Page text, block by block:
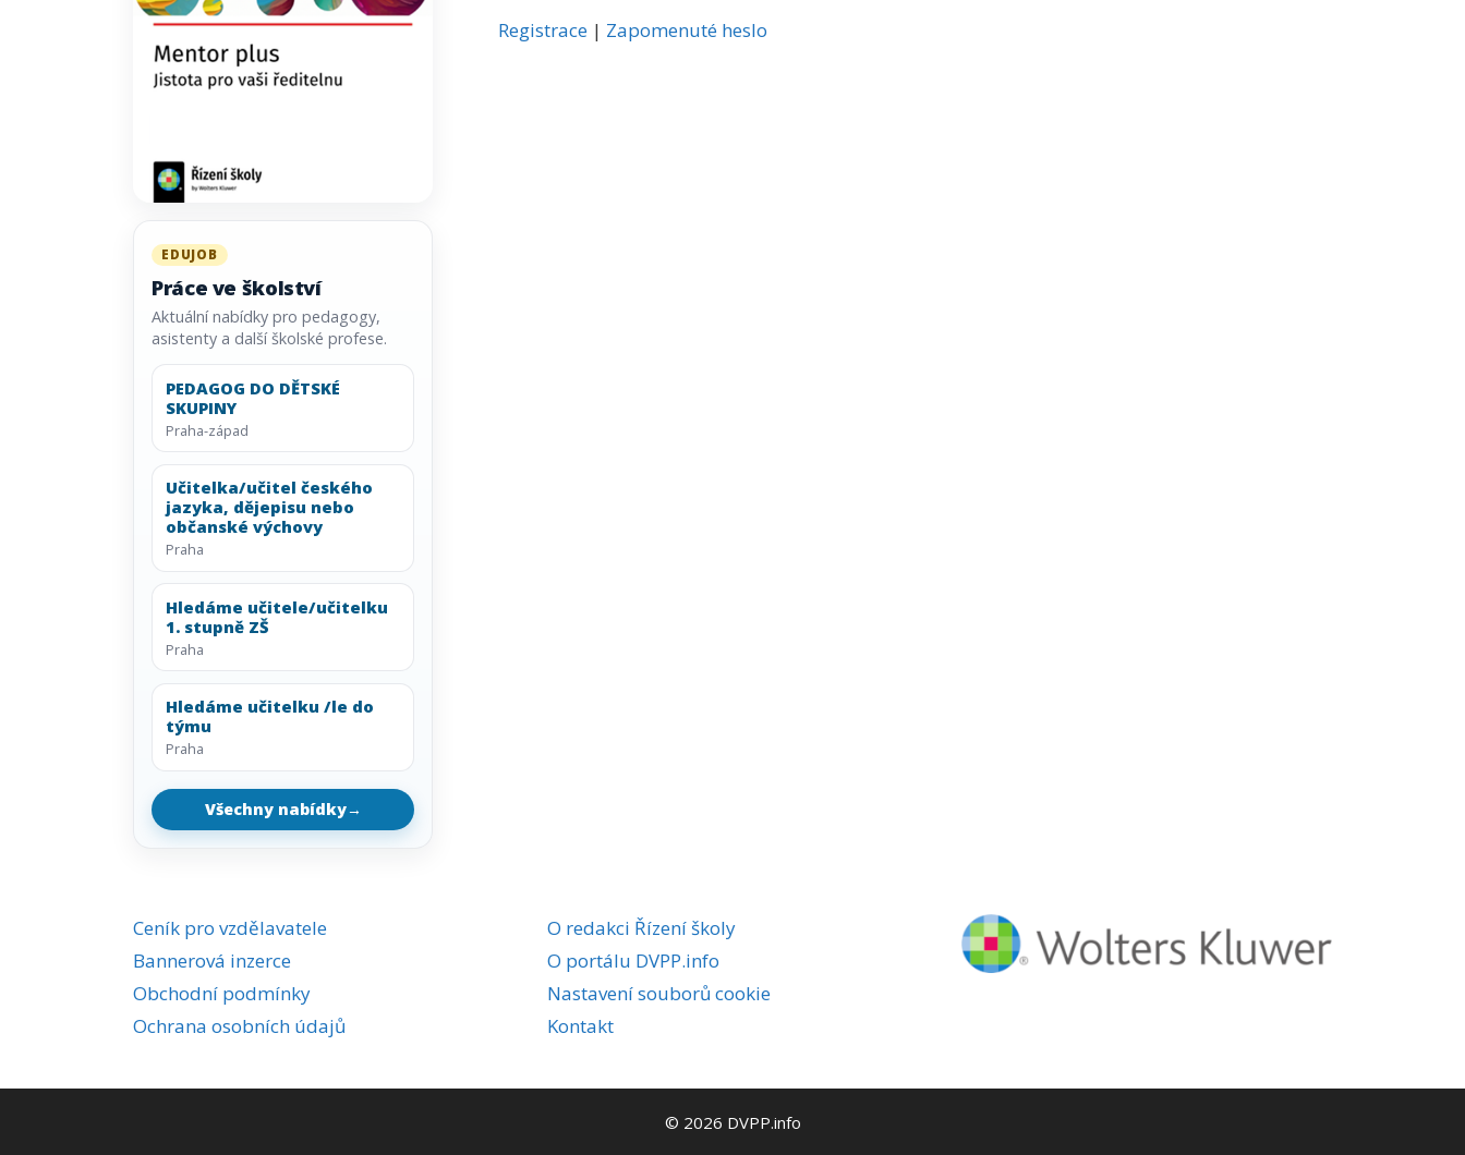
A
Registrace | Zapomenuté heslo
EDUJOB
Práce ve školství
Aktuální nabídky pro pedagogy,
asistenty a další školské profese.
PEDAGOG DO DĚTSKÉ
SKUPINY
Praha-západ
Učitelka/učitel českého
jazyka, dějepisu nebo
občanské výchovy
Praha
Hledáme učitele/učitelku
1. stupně ZŠ
Praha
Hledáme učitelku /le do
týmu
Praha
Všechny nabídky→
Ceník pro vzdělavatele
Bannerová inzerce
Obchodní podmínky
Ochrana osobních údajů
O redakci Řízení školy
O portálu DVPP.info
Nastavení souborů cookie
Kontakt
© 2026 DVPP.info